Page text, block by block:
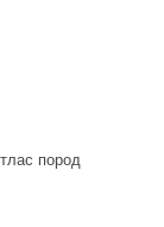
пород